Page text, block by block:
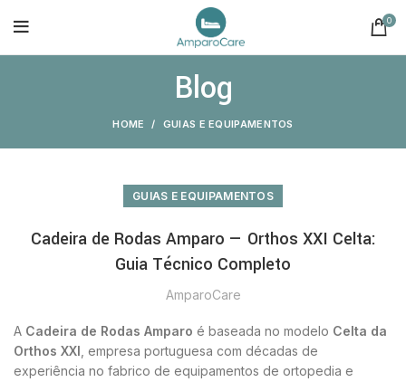
0
Blog
HOME GUIAS E EQUIPAMENTOS
GUIAS E EQUIPAMENTOS
Cadeira de Rodas Amparo — Orthos XXI Celta:
Guia Técnico Completo
AmparoCare
A Cadeira de Rodas Amparo é baseada no modelo Celta da
Orthos XXI , empresa portuguesa com décadas de
experiência no fabrico de equipamentos de ortopedia e